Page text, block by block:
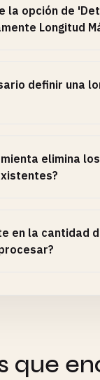
la opción de
Longitud
definir una
elimina
en la cantidad
que